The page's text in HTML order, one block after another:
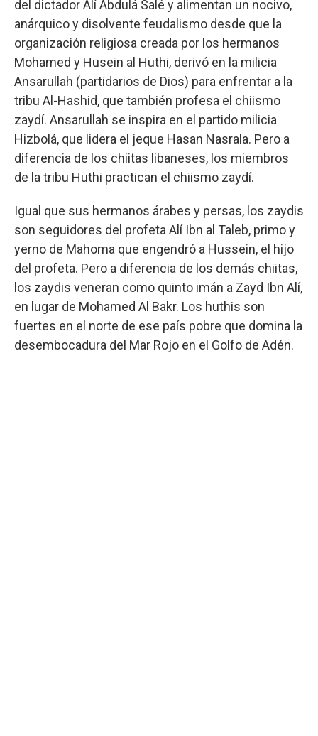
del dictador Alí Abdulá Salé y alimentan un nocivo,
anárquico y disolvente feudalismo desde que la
organización religiosa creada por los hermanos
Mohamed y Husein al Huthi, derivó en la milicia
Ansarullah (partidarios de Dios) para enfrentar a la
tribu Al-Hashid, que también profesa el chiismo
zaydí. Ansarullah se inspira en el partido milicia
Hizbolá, que lidera el jeque Hasan Nasrala. Pero a
diferencia de los chiitas libaneses, los miembros
de la tribu Huthi practican el chiismo zaydí.
Igual que sus hermanos árabes y persas, los zaydis
son seguidores del profeta Alí Ibn al Taleb, primo y
yerno de Mahoma que engendró a Hussein, el hijo
del profeta. Pero a diferencia de los demás chiitas,
los zaydis veneran como quinto imán a Zayd Ibn Alí,
en lugar de Mohamed Al Bakr. Los huthis son
fuertes en el norte de ese país pobre que domina la
desembocadura del Mar Rojo en el Golfo de Adén.